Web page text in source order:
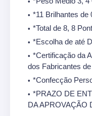
*11 Brilhantes de
*Total de 8, 8
*Escolha de até
*Certificação da
dos Fabricantes
*Confecção
*PRAZO DE
DA APROVAÇÃO